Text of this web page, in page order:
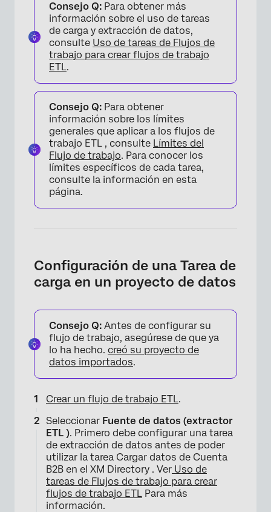
Consejo Q: Para obtener más
información sobre el uso de tareas
de carga y extracción de datos,
consulte Uso de tareas de Flujos de
trabajo para crear flujos de trabajo
ETL.
Consejo Q: Para obtener
información sobre los límites
generales que aplicar a los flujos de
trabajo ETL , consulte Límites del
Flujo de trabajo. Para conocer los
límites específicos de cada tarea,
consulte la información en esta
página.
Configuración de una Tarea de
carga en un proyecto de datos
Consejo Q: Antes de configurar su
flujo de trabajo, asegúrese de que ya
lo ha hecho. creó su proyecto de
datos importados.
Crear un flujo de trabajo ETL.
Seleccionar Fuente de datos (extractor
ETL ). Primero debe configurar una tarea
de extracción de datos antes de poder
utilizar la tarea Cargar datos de Cuenta
B2B en el XM Directory . Ver Uso de
tareas de Flujos de trabajo para crear
flujos de trabajo ETL Para más
información.